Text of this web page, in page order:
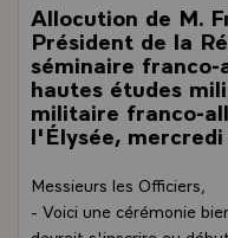
Allocution de M.
Président de la
séminaire franco-
hautes études
militaire franco-
l'Élysée,
Messieurs les Officiers,
- Voici une cérémonie